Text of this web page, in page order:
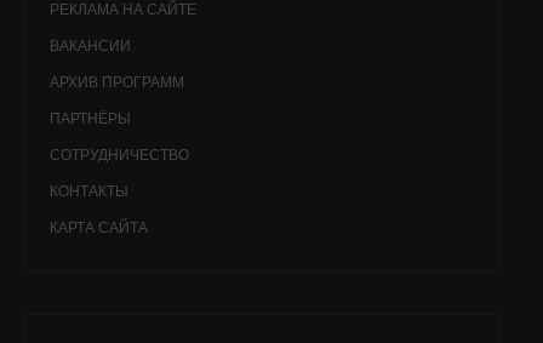
РЕКЛАМА НА САЙТЕ
ВАКАНСИИ
АРХИВ ПРОГРАММ
ПАРТНЁРЫ
СОТРУДНИЧЕСТВО
КОНТАКТЫ
КАРТА САЙТА